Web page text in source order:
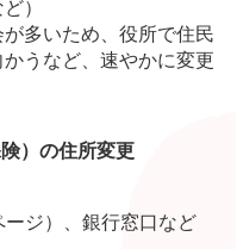
）
多いため、役所で住民
うなど、速やかに変更
）の住所変更
ジ）、銀行窓口など